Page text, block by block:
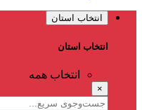
انتخاب استان
انتخاب استان
انتخاب همه
×